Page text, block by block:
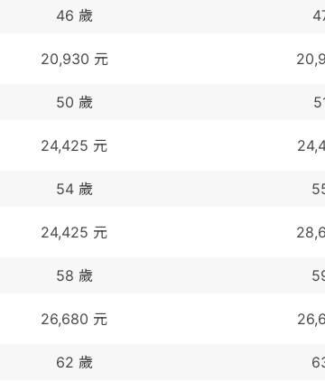
46 歲
20,930 元
50 歲
24,425 元
54歲
24,425 元
58 歲
26,680 元
62 歲